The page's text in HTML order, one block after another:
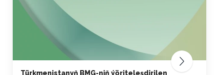
Türkmenistanyň BMG-niň ýöriteleşdirilen